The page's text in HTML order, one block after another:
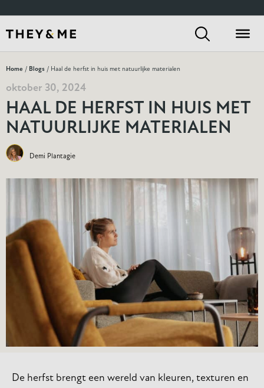
Home / Blogs / Haal de herfst in huis met natuurlijke materialen
oktober 30, 2024
HAAL DE HERFST IN HUIS MET
NATUURLIJKE MATERIALEN
Demi Plantagie
De herfst brengt een wereld van kleuren, texturen en